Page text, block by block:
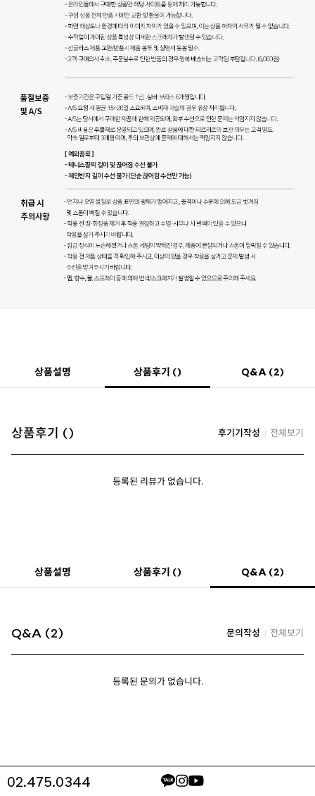
상품설명 상품후기 () Q&A (2)
상품후기 () 후기기작성 전체보기
등록된 리뷰가 없습니다.
상품설명 상품후기 () Q&A (2)
Q&A (2) 문의작성 전체보기
등록된 문의가 없습니다.
02.475.0344